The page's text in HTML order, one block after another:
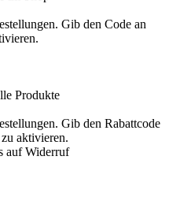
Gib den Code an
Produkte
Gib den Rabattcode
aktivieren.
auf Widerruf